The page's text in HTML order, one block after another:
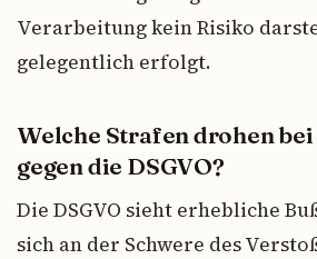
Verarbeitung kein Risiko
gelegentlich erfolgt.
Welche Strafen drohen
gegen die DSGVO?
Die DSGVO sieht erhebliche
sich an der Schwere des